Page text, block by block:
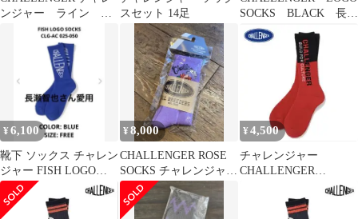
ンジャー ライン ソ
ックス ジャケット 長
スセット 14足
SOCKS BLACK 長瀬
智也
¥6,100
靴下 ソックス チャレン
ジャー FISH LOGO
SOCKS 長瀬智也
¥8,000
CHALLENGER ROSE
SOCKS チャレンジャー
ローズ ソックス
¥ 4,500
チャレンジャー
CHALLENGER
SAILOR ソックス レッ
ド 長瀬智也